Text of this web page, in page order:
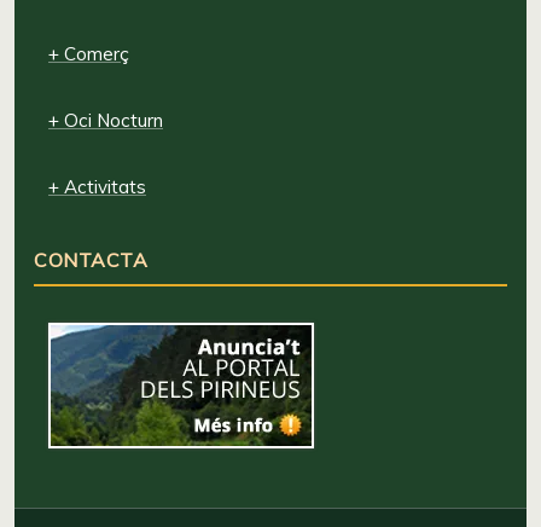
+ Comerç
+ Oci Nocturn
+ Activitats
CONTACTA